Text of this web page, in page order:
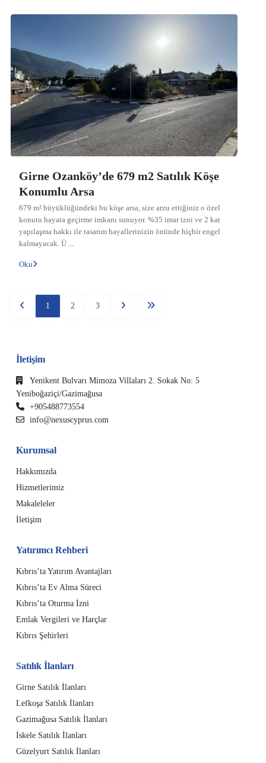
Girne Ozanköy’de 679 m2 Satılık Köşe
Konumlu Arsa
679 m² büyüklüğündeki bu köşe arsa, size arzu ettiğiniz o özel
konutu hayata geçirme imkanı sunuyor. %35 imar izni ve 2 kat
yapılaşma hakkı ile tasarım hayallerinizin önünde hiçbir engel
kalmayacak. Ü
Oku
1 2 3
İletişim
Yenikent Bulvarı Mimoza Villaları 2. Sokak No: 5
Yeniboğaziçi/Gazimağusa
+905488773554
info@nexuscyprus.com
Kurumsal
Hakkımızda
Hizmetlerimiz
Makaleleler
İletişim
Yatırımcı Rehberi
Kıbrıs’ta Yatırım Avantajları
Kıbrıs’ta Ev Alma Süreci
Kıbrıs’ta Oturma İzni
Emlak Vergileri ve Harçlar
Kıbrıs Şehirleri
Satılık İlanları
Girne Satılık İlanları
Lefkoşa Satılık İlanları
Gazimağusa Satılık İlanları
İskele Satılık İlanları
Güzelyurt Satılık İlanları